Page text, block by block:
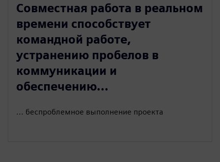
Совместная работа в реальном
времени способствует
командной работе,
устранению пробелов в
коммуникации и
обеспечению...
... беспроблемное выполнение проекта